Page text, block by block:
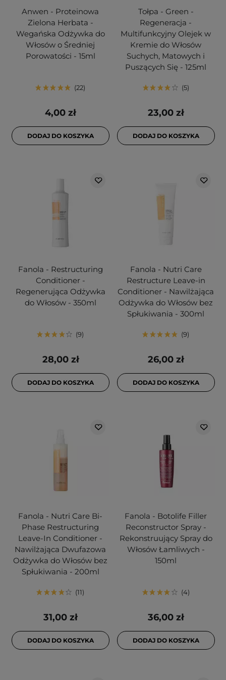
Anwen - Proteinowa
Zielona Herbata -
Wegańska Odżywka do
Włosów o Średniej
Porowatości - 15ml
22
4,00 zł
DODAJ DO KOSZYKA
Tołpa - Green -
Regeneracja -
Multifunkcyjny Olejek w
Kremie do Włosów
Suchych, Matowych i
Puszących Się - 125ml
5
23,00 zł
DODAJ DO KOSZYKA
Fanola - Restructuring
Conditioner -
Regenerująca Odżywka
do Włosów - 350ml
9
28,00 zł
DODAJ DO KOSZYKA
Fanola - Nutri Care
Restructure Leave-in
Conditioner - Nawilżająca
Odżywka do Włosów bez
Spłukiwania - 300ml
9
26,00 zł
DODAJ DO KOSZYKA
Fanola - Nutri Care Bi-
Phase Restructuring
Leave-In Conditioner -
Nawilżająca Dwufazowa
Odżywka do Włosów bez
Spłukiwania - 200ml
11
31,00 zł
DODAJ DO KOSZYKA
Fanola - Botolife Filler
Reconstructor Spray -
Rekonstruujący Spray do
Włosów Łamliwych -
150ml
4
36,00 zł
DODAJ DO KOSZYKA